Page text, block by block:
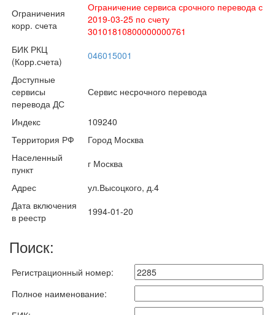
Ограничения
корр. счета
Ограничение сервиса срочного перевода с
2019-03-25 по счету
30101810800000000761
БИК РКЦ
(Корр.счета)
046015001
Доступные
сервисы
перевода ДС
Сервис несрочного перевода
Индекс
109240
Территория РФ
Город Москва
Населенный
пункт
г Москва
Адрес
ул.Высоцкого, д.4
Дата включения
в реестр
1994-01-20
Поиск:
Регистрационный номер:
Полное наименование: